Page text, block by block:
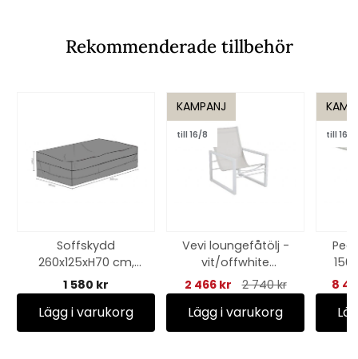
Rekommenderade tillbehör
Soffskydd
260x125xH70 cm,
andas - svart
1 580 kr
Lägg i varukorg
KAMPANJ
till 16/8
Vevi loungefåtölj -
vit/offwhite
textilene
2 466 kr 2 740 kr
Lägg i varukorg
till 16/8
150
8